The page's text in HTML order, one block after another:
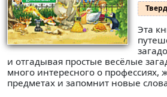
Эта
и отгадывая простые весёлые
много интересного о профессиях,
предметах и запомнит новые